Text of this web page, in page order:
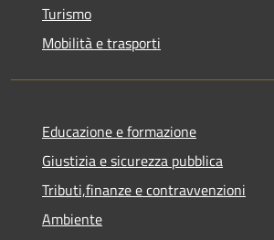
Turismo
Mobilità e trasporti
Educazione e formazione
Giustizia e sicurezza pubblica
Tributi,finanze e contravvenzioni
Ambiente